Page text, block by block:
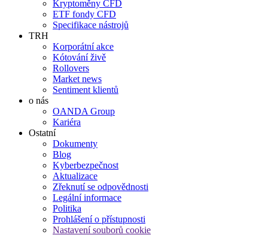
Kryptoměny CFD
ETF fondy CFD
Specifikace nástrojů
TRH
Korporátní akce
Kótování živě
Rollovers
Market news
Sentiment klientů
o nás
OANDA Group
Kariéra
Ostatní
Dokumenty
Blog
Kyberbezpečnost
Aktualizace
Zřeknutí se odpovědnosti
Legální informace
Politika
Prohlášení o přístupnosti
Nastavení souborů cookie